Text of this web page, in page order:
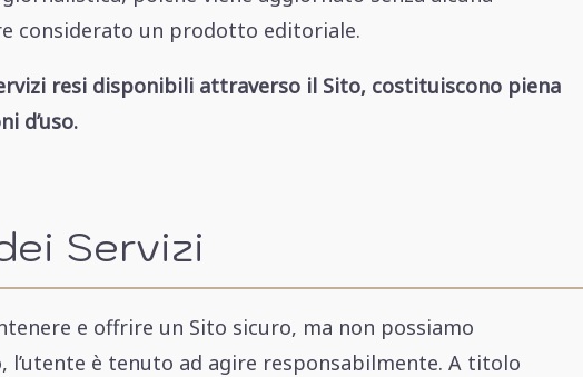
considerato un prodotto editoriale.
resi disponibili attraverso il Sito, costituiscono piena
d’uso.
Servizi
e offrire un Sito sicuro, ma non possiamo
l’utente è tenuto ad agire responsabilmente. A titolo